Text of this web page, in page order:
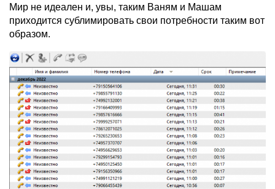
Мир не идеален и, увы, таким Ваням и Машам
приходится сублимировать свои потребности таким вот
образом.